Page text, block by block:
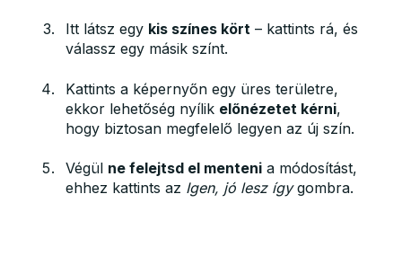
Itt látsz egy kis színes kört – kattints rá, és
válassz egy másik színt.
Kattints a képernyőn egy üres területre,
ekkor lehetőség nyílik előnézetet kérni,
hogy biztosan megfelelő legyen az új szín.
Végül ne felejtsd el menteni a módosítást,
ehhez kattints az Igen, jó lesz ígygombra.